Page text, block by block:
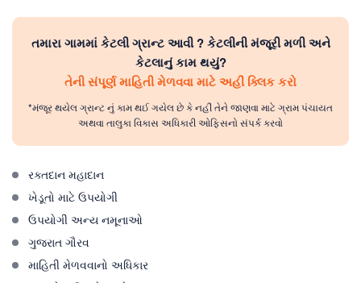
તમારા ગામમાં કેટલી ગ્રાન્ટ આવી ? કેટલીની મંજૂરી મળી અને
કેટલાનું કામ થયું?
તેની સંપૂર્ણ માહિતી મેળવવા માટે અહીં ક્લિક કરો
*મંજૂર થયેલ ગ્રાન્ટ નું કામ થઈ ગયેલ છે કે નહીં તેને જાણવા માટે ગ્રામ પંચાયત
અથવા તાલુકા વિકાસ અધિકારી ઓફિસનો સંપર્ક કરવો
રક્તદાન મહાદાન
ખેડૂતો માટે ઉપયોગી
ઉપયોગી અન્ય નમૂનાઓ
ગુજરાત ગૌરવ
માહિતી મેળવવાનો અધિકાર